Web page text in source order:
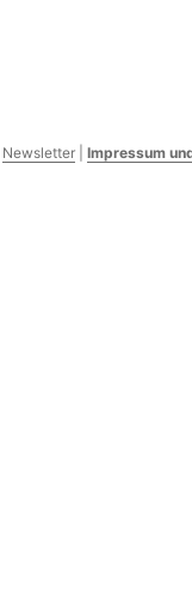
Newsletter Impressum